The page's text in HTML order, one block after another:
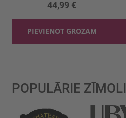
44,99 €
PIEVIENOT GROZAM
POPULĀRIE ZĪMOLI